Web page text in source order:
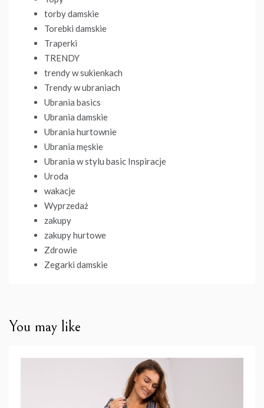
torby damskie
Torebki damskie
Traperki
TRENDY
trendy w sukienkach
Trendy w ubraniach
Ubrania basics
Ubrania damskie
Ubrania hurtownie
Ubrania męskie
Ubrania w stylu basic Inspiracje
Uroda
wakacje
Wyprzedaż
zakupy
zakupy hurtowe
Zdrowie
Zegarki damskie
You may like